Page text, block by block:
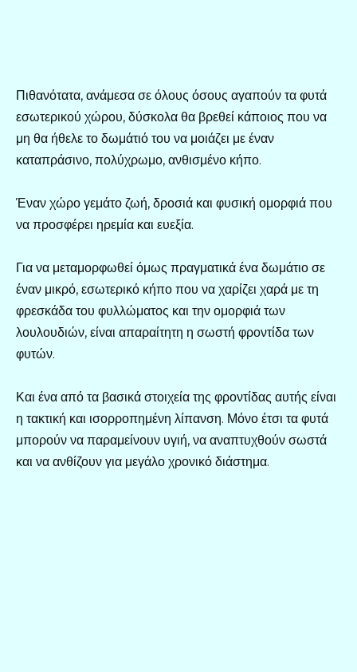
Πιθανότατα, ανάμεσα σε όλους όσους αγαπούν τα φυτά
εσωτερικού χώρου, δύσκολα θα βρεθεί κάποιος που να
μη θα ήθελε το δωμάτιό του να μοιάζει με έναν
καταπράσινο, πολύχρωμο, ανθισμένο κήπο.
Έναν χώρο γεμάτο ζωή, δροσιά και φυσική ομορφιά που
να προσφέρει ηρεμία και ευεξία.
Για να μεταμορφωθεί όμως πραγματικά ένα δωμάτιο σε
έναν μικρό, εσωτερικό κήπο που να χαρίζει χαρά με τη
φρεσκάδα του φυλλώματος και την ομορφιά των
λουλουδιών, είναι απαραίτητη η σωστή φροντίδα των
φυτών.
Και ένα από τα βασικά στοιχεία της φροντίδας αυτής είναι
η τακτική και ισορροπημένη λίπανση. Μόνο έτσι τα φυτά
μπορούν να παραμείνουν υγιή, να αναπτυχθούν σωστά
και να ανθίζουν για μεγάλο χρονικό διάστημα.